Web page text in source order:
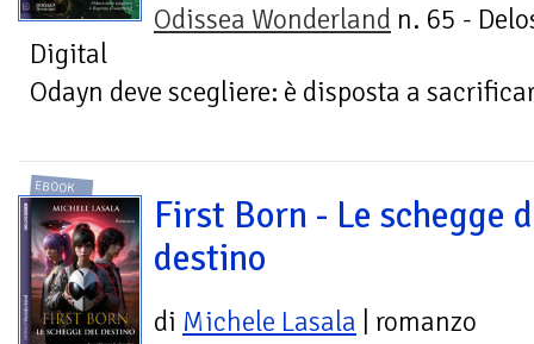
Odissea Wonderland n. 65 -
Digital
Odayn deve scegliere: è disposta a
EBOOK
First Born - Le schegge
destino
di Michele Lasala | romanzo